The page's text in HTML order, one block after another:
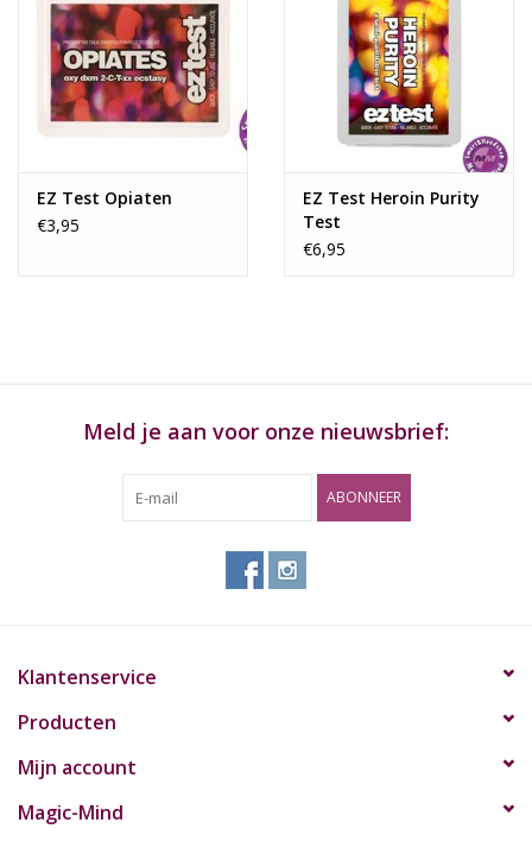
EZ Test Opiaten
€3,95
EZ Test Heroin Purity
Test
€6,95
Meld je aan voor onze nieuwsbrief:
ABONNEER
Klantenservice
Producten
Mijn account
Magic-Mind